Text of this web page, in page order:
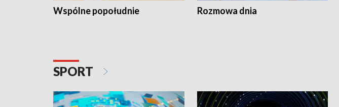
Wspólne popołudnie Rozmowa dnia
SPORT